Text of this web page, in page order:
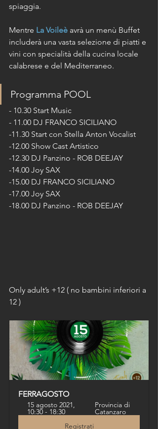
spiaggia.
Mentre La Voileè avrà un menù Buffet
includerà una vasta selezione di piatti e
vini con specialità della cucina locale
calabrese e del Mediterraneo.
Programma POOL
- 10.30 Start Music
- 11.00 DJ FRANCO SICILIANO
-11.30 Start con Stella Anton Vocalist
-12.00 Show Cast Artistico
-12.30 DJ Panzino - ROB DEEJAY
-14.00 Joy SAX
-15.00 DJ FRANCO SICILIANO
-17.00 Joy SAX
-18.00 DJ Panzino - ROB DEEJAY
Only adult’s +12 ( no bambini inferiori a
12 )
FERRAGOSTO
15 agosto 2021,
10:30 - 18:30
Provincia di
Catanzaro
Registrati